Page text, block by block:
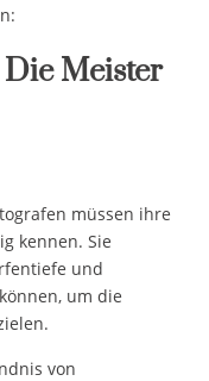
Meister
müssen ihre
kennen. Sie
und
um die
von